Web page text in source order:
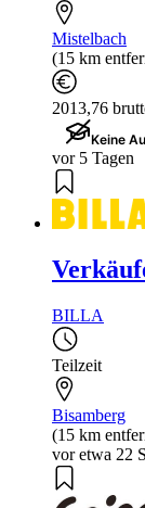
Mistelbach
(15 km
2013,76
Keine
vor 5 Tagen
BILLA
Teilzeit
Bisamberg
(15 km
vor etwa 22